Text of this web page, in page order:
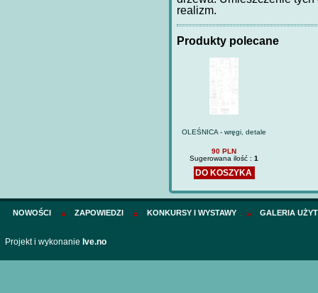
realizm.
Produkty polecane
OLEŚNICA - wręgi, detale
90 PLN
Sugerowana ilość : 1
DO KOSZYKA
NOWOŚCI ZAPOWIEDZI KONKURSY I WYSTAWY GALERIA
Projekt i wykonanie Ive.no